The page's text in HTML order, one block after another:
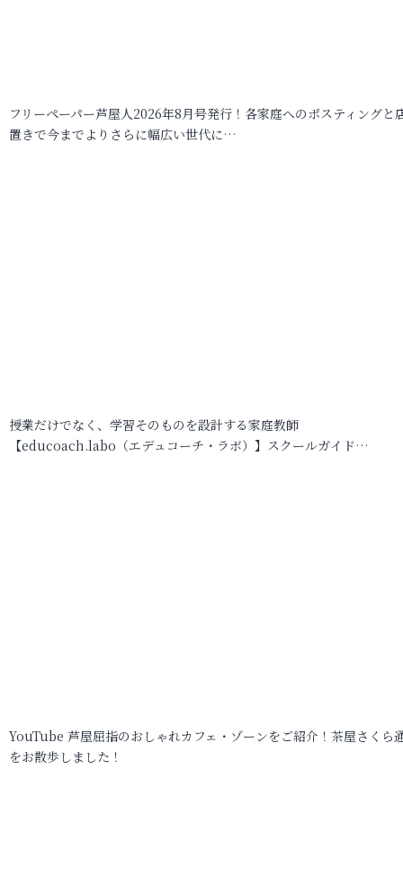
フリーペーパー芦屋人2026年8月号発行！各家庭へのポスティングと
置きで今までよりさらに幅広い世代に…
授業だけでなく、学習そのものを設計する家庭教師
【educoach.labo（エデュコーチ・ラボ）】スクールガイド…
YouTube 芦屋屈指のおしゃれカフェ・ゾーンをご紹介！茶屋さくら
をお散歩しました！